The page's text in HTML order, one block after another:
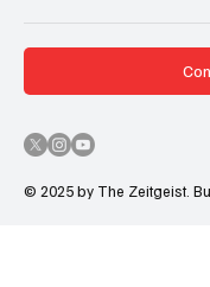
© 2025 by The Zeitgeist.